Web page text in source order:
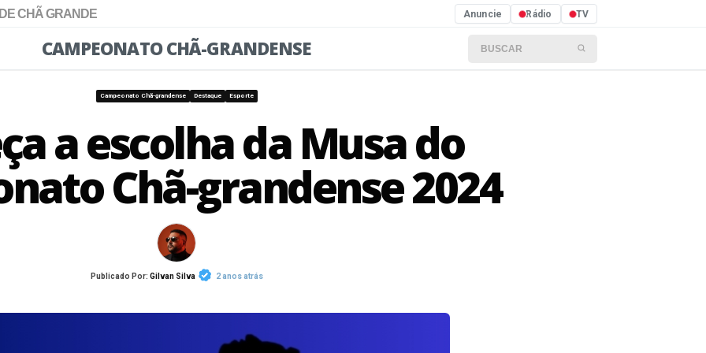
CHÃ GRANDE Anuncie Rádio TV
CAMPEONATO CHÃ-GRANDENSE Buscar por:
Campeonato Chã-grandense Destaque Esporte
a escolha da Musa do
Chã-grandense 2024
Publicado Por: Gilvan Silva 2 anos atrás